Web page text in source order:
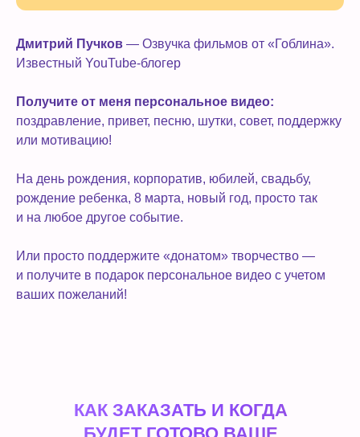
Дмитрий Пучков — Озвучка фильмов от «Гоблина».
Известный YouTube-блогер
Получите от меня персональное видео:
поздравление, привет, песню, шутки, совет, поддержку
или мотивацию!
На день рождения, корпоратив, юбилей, свадьбу,
рождение ребенка, 8 марта, новый год, просто так
и на любое другое событие.
Или просто поддержите «донатом» творчество —
и получите в подарок персональное видео с учетом
ваших пожеланий!
КАК ЗАКАЗАТЬ И КОГДА